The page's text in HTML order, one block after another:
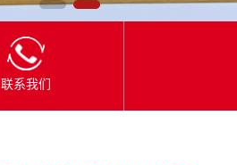
联系我们